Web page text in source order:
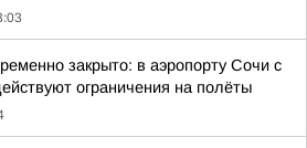
закрыто: в аэропорту Сочи с
ограничения на полёты